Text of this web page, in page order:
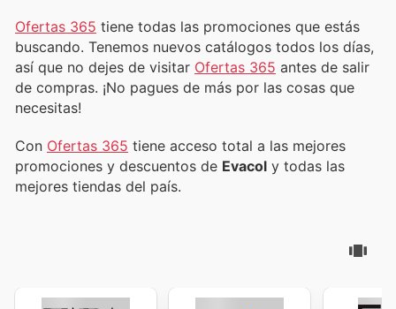
Ofertas 365 tiene todas las promociones que estás
buscando. Tenemos nuevos catálogos todos los días,
así que no dejes de visitar Ofertas 365 antes de salir
de compras. ¡No pagues de más por las cosas que
necesitas!
Con Ofertas 365 tiene acceso total a las mejores
promociones y descuentos de Evacol y todas las
mejores tiendas del país.